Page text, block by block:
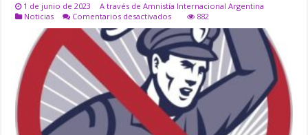
1 de junio de 2023
A través de Amnistía Internacional Argentina
Noticias
Comentarios desactivadosen
LA
VIOLENCIA
INSTITUCIONAL,ES
UN
PROBLEMA
ESTRUCTURAL
EN
NUESTRO
PAÍS
882